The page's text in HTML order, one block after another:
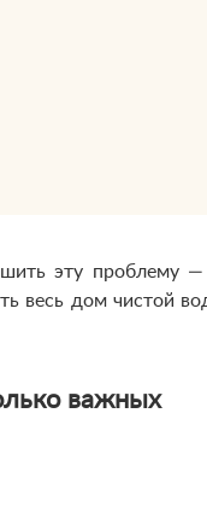
эту проблему —
весь дом чистой
важных